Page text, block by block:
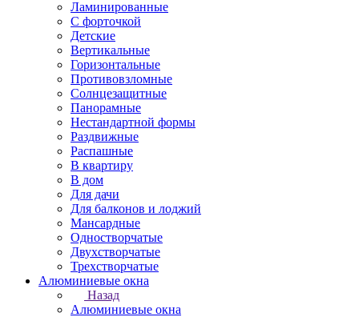
Ламинированные
С форточкой
Детские
Вертикальные
Горизонтальные
Противовзломные
Солнцезащитные
Панорамные
Нестандартной формы
Раздвижные
Распашные
В квартиру
В дом
Для дачи
Для балконов и лоджий
Мансардные
Одностворчатые
Двухстворчатые
Трехстворчатые
Алюминиевые окна
Назад
Алюминиевые окна